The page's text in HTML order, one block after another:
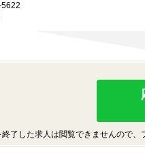
了した求人は閲覧できませんので、